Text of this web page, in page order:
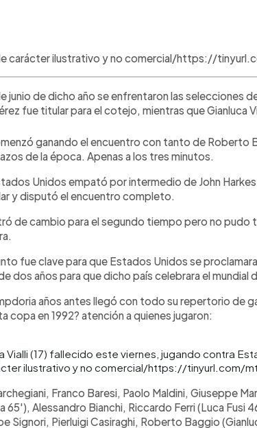
carácter ilustrativo y no comercial/https://
junio de dicho año se enfrentaron las selecciones
fue titular para el cotejo, mientras que Gianluca
ganando el encuentro con tanto de Roberto
de la época. Apenas a los tres minutos.
Unidos empató por intermedio de John
y disputó el encuentro completo.
de cambio para el segundo tiempo pero no
fue clave para que Estados Unidos se
dos años para que dicho país celebrara el mundial
años antes llegó con todo su repertorio de
copa en 1992? atención a quienes jugaron:
Vialli (17) fallecido este viernes, jugando contra
ilustrativo y no comercial/https://tinyurl.com/
Franco Baresi, Paolo Maldini, Giuseppe
65'), Alessandro Bianchi, Riccardo Ferri (Luca Fusi
Signori, Pierluigi Casiraghi, Roberto Baggio